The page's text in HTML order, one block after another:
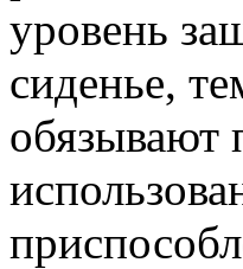
уровень
сиденье,
обязывают